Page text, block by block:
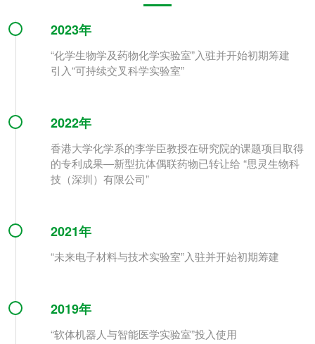
2023年
“化学生物学及药物化学实验室”入驻并开始初期筹建
引入“可持续交叉科学实验室”
2022年
香港大学化学系的李学臣教授在研究院的课题项目取得
的专利成果—新型抗体偶联药物已转让给 “思灵生物科
技（深圳）有限公司”
2021年
“未来电子材料与技术实验室”入驻并开始初期筹建
2019年
“软体机器人与智能医学实验室”投入使用